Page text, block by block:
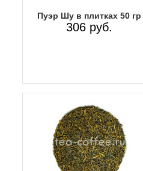
Пуэр Шу в плитках 50 гр
306 руб.